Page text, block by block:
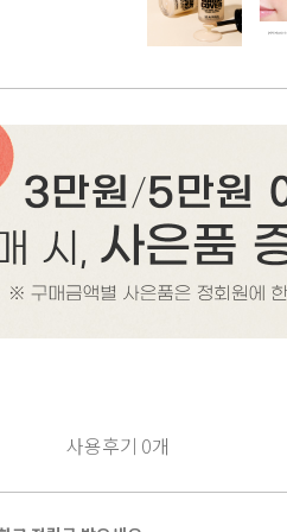
사용후기 0개